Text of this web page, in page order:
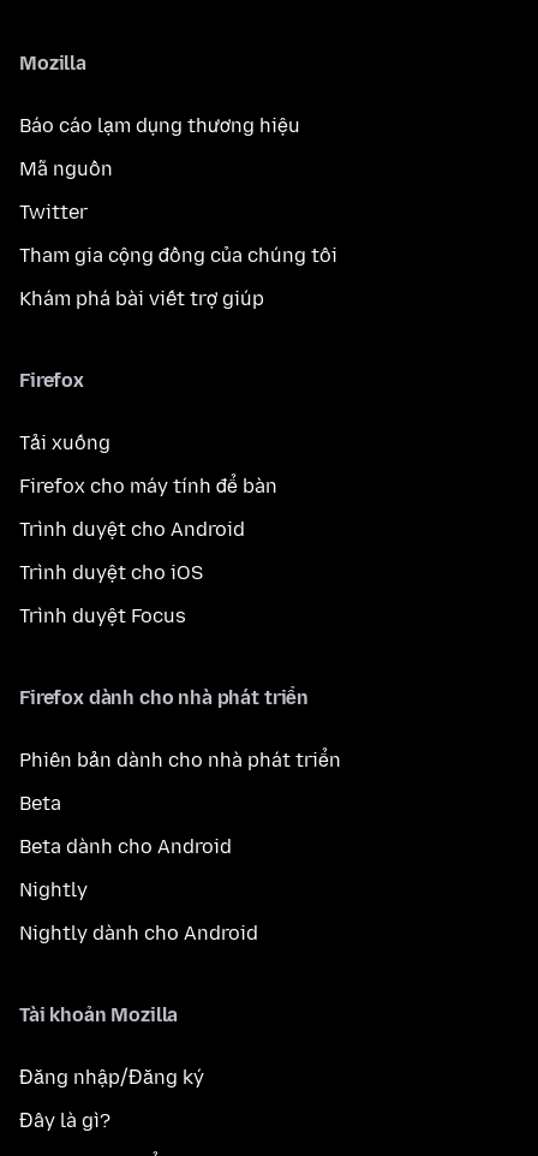
Mozilla
Báo cáo lạm dụng thương hiệu
Mã nguồn
Twitter
Tham gia cộng đồng của chúng tôi
Khám phá bài viết trợ giúp
Firefox
Tải xuống
Firefox cho máy tính để bàn
Trình duyệt cho Android
Trình duyệt cho iOS
Trình duyệt Focus
Firefox dành cho nhà phát triển
Phiên bản dành cho nhà phát triển
Beta
Beta dành cho Android
Nightly
Nightly dành cho Android
Tài khoản Mozilla
Đăng nhập/Đăng ký
Đây là gì?